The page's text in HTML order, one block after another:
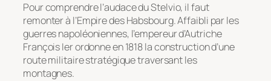
Pour comprendre l’audace du Stelvio, il faut
remonter à l’Empire des Habsbourg. Affaibli par les
guerres napoléoniennes, l’empereur d’Autriche
François Ier ordonne en 1818 la construction d’une
route militaire stratégique traversant les
montagnes.